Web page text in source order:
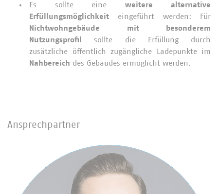
Es sollte eine weitere alternative
Erfüllungsmöglichkeit eingeführt werden: Für
Nichtwohngebäude mit besonderem
Nutzungsprofil
sollte die Erfüllung durch
zusätzliche öffentlich zugängliche Ladepunkte im
Nahbereich des Gebäudes ermöglicht werden.
Ansprechpartner